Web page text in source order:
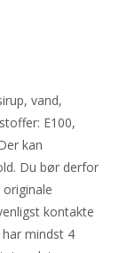
vand,
E100,
kan
Du bør derfor
kontakte
mindst 4